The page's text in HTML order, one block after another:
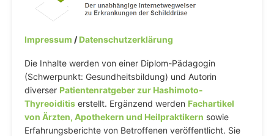
Impressum /Datenschutzerklärung
Die Inhalte werden von einer Diplom-Pädagogin
(Schwerpunkt: Gesundheitsbildung) und Autorin
diverser Patientenratgeber zur Hashimoto-
Thyreoiditis erstellt. Ergänzend werden Fachartikel
von Ärzten, Apothekern und Heilpraktikern sowie
Erfahrungsberichte von Betroffenen veröffentlicht. Sie